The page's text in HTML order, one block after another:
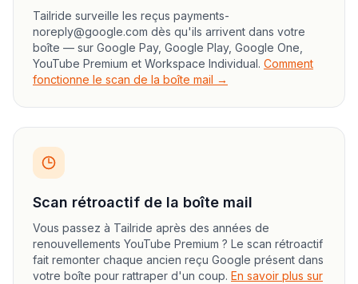
Tailride surveille les reçus payments-
noreply@google.com dès qu'ils arrivent dans votre
boîte — sur Google Pay, Google Play, Google One,
YouTube Premium et Workspace Individual. Comment
fonctionne le scan de la boîte mail →
Scan rétroactif de la boîte mail
Vous passez à Tailride après des années de
renouvellements YouTube Premium ? Le scan rétroactif
fait remonter chaque ancien reçu Google présent dans
votre boîte pour rattraper d'un coup. En savoir plus sur